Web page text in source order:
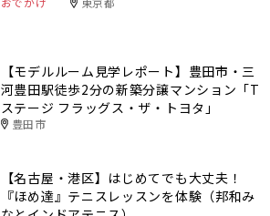
【モデルルーム見学レポート】豊田市・三
河豊田駅徒歩2分の新築分譲マンション「T
ステージ フラッグス・ザ・トヨタ」
豊田市
【名古屋・港区】はじめてでも大丈夫！
『ほめ達』テニスレッスンを体験（邦和み